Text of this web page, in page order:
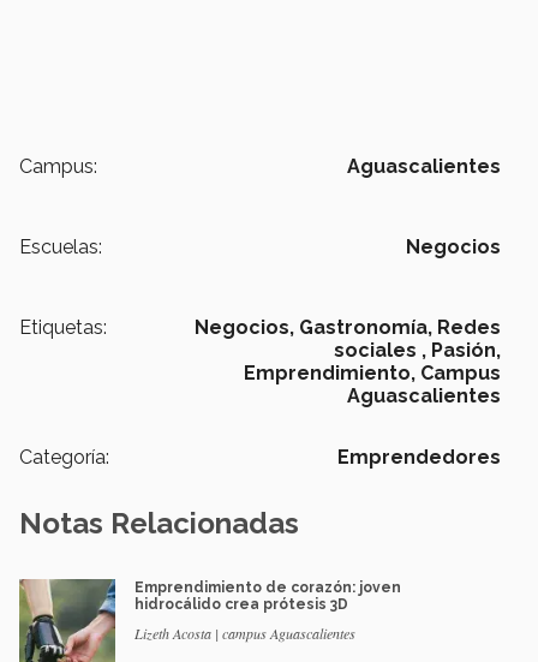
Campus: Aguascalientes
Escuelas: Negocios
Etiquetas: Negocios, Gastronomía, Redes
sociales , Pasión,
Emprendimiento, Campus
Aguascalientes
Categoría: Emprendedores
Notas Relacionadas
Emprendimiento de corazón: joven
hidrocálido crea prótesis 3D
Lizeth Acosta | campus Aguascalientes